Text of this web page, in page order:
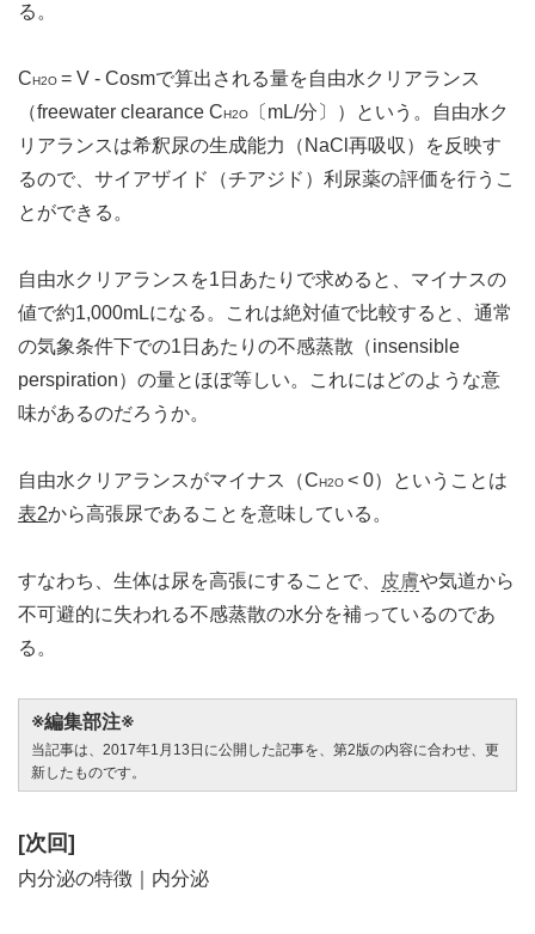
る。
CH2O = V - Cosmで算出される量を自由水クリアランス
（freewater clearance CH2O
〔mL/分〕）という。自由水ク
リアランスは希釈尿の生成能力（NaCl再吸収）を反映す
るので、サイアザイド（チアジド）利尿薬の評価を行うこ
とができる。
自由水クリアランスを1日あたりで求めると、マイナスの
値で約1,000mLになる。これは絶対値で比較すると、通常
の気象条件下での1日あたりの不感蒸散（insensible
perspiration）の量とほぼ等しい。これにはどのような意
味があるのだろうか。
自由水クリアランスがマイナス（CH2O < 0）ということは
表2から高張尿であることを意味している。
すなわち、生体は尿を高張にすることで、 皮膚や気道から
不可避的に失われる不感蒸散の水分を補っているのであ
る。
※編集部注※
当記事は、2017年1月13日に公開した記事を、第2版の内容に合わせ、更
新したものです。
[次回]
内分泌の特徴｜内分泌